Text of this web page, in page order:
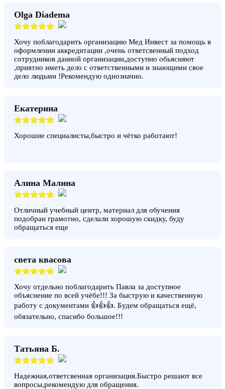
Olga Diadema
Хочу поблагодарить организацию Мед Инвест за помощь в
оформлении аккредитации ,очень ответсвенный подход
сотрудников данной организации,доступно обьясняют
,приятно иметь дело с ответственными и знающими свое
дело людьми !Рекомендую однозначно.
Екатерина
Хорошие специалисты,быстро и чётко работают!
Алина Малина
Отличный учебный центр, материал для обучения
подобран грамотно, сделали хорошую скидку, буду
обращаться еще
света квасова
Хочу отдельно поблагодарить Павла за доступное
объяснение по всей учёбе!!! За быструю и качественную
работу с документами 👍👍👍. Будем обращаться ещё,
обязательно, спасибо большое!!!
Татьяна Б.
Надежная,ответсвенная организация.Быстро решают все
вопросы,рекомендую для обращения.